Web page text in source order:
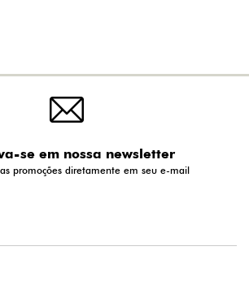
se em nossa newsletter
promoções diretamente em seu e-mail